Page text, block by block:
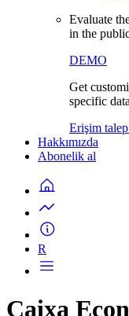
Evaluate
in the
DEMO
Get
specific
Erişim
Hakkımızda
Abonelik al
R
Caixa